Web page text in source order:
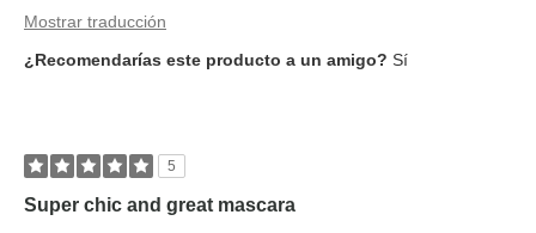
Mostrar traducción
¿Recomendarías este producto a un amigo? Sí
5
Super chic and great mascara